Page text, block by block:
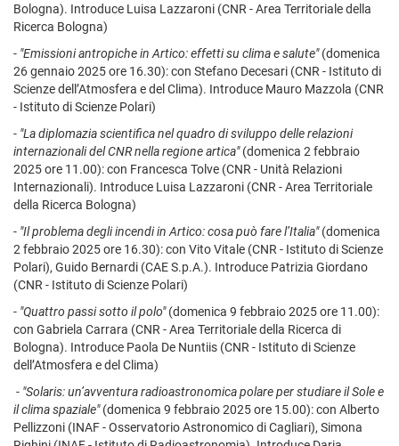
Bologna). Introduce Luisa Lazzaroni (CNR - Area Territoriale della
Ricerca Bologna)
- "Emissioni antropiche in Artico: effetti su clima e salute"(domenica
26 gennaio 2025 ore 16.30): con Stefano Decesari (CNR - Istituto di
Scienze dell’Atmosfera e del Clima). Introduce Mauro Mazzola (CNR
- Istituto di Scienze Polari)
- "La diplomazia scientifica nel quadro di sviluppo delle relazioni
internazionali del CNR nella regione artica"(domenica 2 febbraio
2025 ore 11.00): con Francesca Tolve (CNR - Unità Relazioni
Internazionali). Introduce Luisa Lazzaroni (CNR - Area Territoriale
della Ricerca Bologna)
- "Il problema degli incendi in Artico: cosa può fare l’Italia"(domenica
2 febbraio 2025 ore 16.30): con Vito Vitale (CNR - Istituto di Scienze
Polari), Guido Bernardi (CAE S.p.A.). Introduce Patrizia Giordano
(CNR - Istituto di Scienze Polari)
- "Quattro passi sotto il polo"(domenica 9 febbraio 2025 ore 11.00):
con Gabriela Carrara (CNR - Area Territoriale della Ricerca di
Bologna). Introduce Paola De Nuntiis (CNR - Istituto di Scienze
dell’Atmosfera e del Clima)
- "Solaris: un’avventura radioastronomica polare per studiare il Sole e
il clima spaziale"(domenica 9 febbraio 2025 ore 15.00): con Alberto
Pellizzoni (INAF - Osservatorio Astronomico di Cagliari), Simona